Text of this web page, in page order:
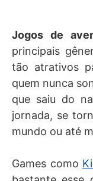
Jogos de
principais
tão atrativos
quem nunca
que saiu do
jornada, se
mundo ou até
Games como